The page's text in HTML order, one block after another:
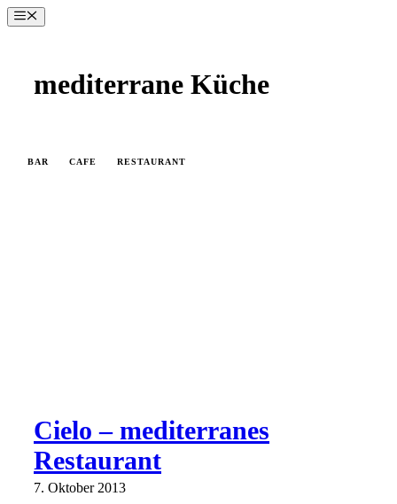
Zum
Inhalt
Menü
mediterrane Küche
BAR CAFE RESTAURANT
Cielo – mediterranes
Restaurant
7. Oktober 2013